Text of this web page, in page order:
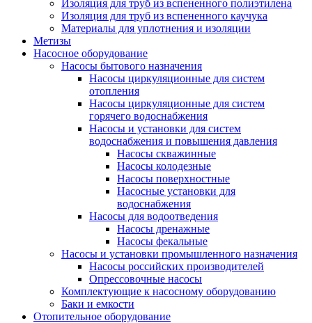
Изоляция для труб из вспененного полиэтилена
Изоляция для труб из вспененного каучука
Материалы для уплотнения и изоляции
Метизы
Насосное оборудование
Насосы бытового назначения
Насосы циркуляционные для систем
отопления
Насосы циркуляционные для систем
горячего водоснабжения
Насосы и установки для систем
водоснабжения и повышения давления
Насосы скважинные
Насосы колодезные
Насосы поверхностные
Насосные установки для
водоснабжения
Насосы для водоотведения
Насосы дренажные
Насосы фекальные
Насосы и установки промышленного назначения
Насосы российских производителей
Опрессовочные насосы
Комплектующие к насосному оборудованию
Баки и емкости
Отопительное оборудование